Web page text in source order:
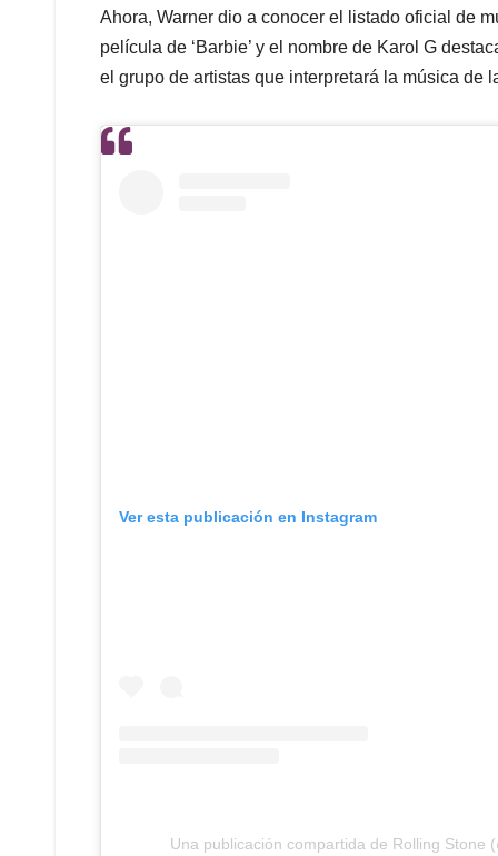
Ahora, Warner dio a conocer el listado oficial de
película de ‘Barbie’ y el nombre de Karol G
el grupo de artistas que interpretará la música de
Ver esta publicación en Instagram
Una publicación compartida de Rolling Stone